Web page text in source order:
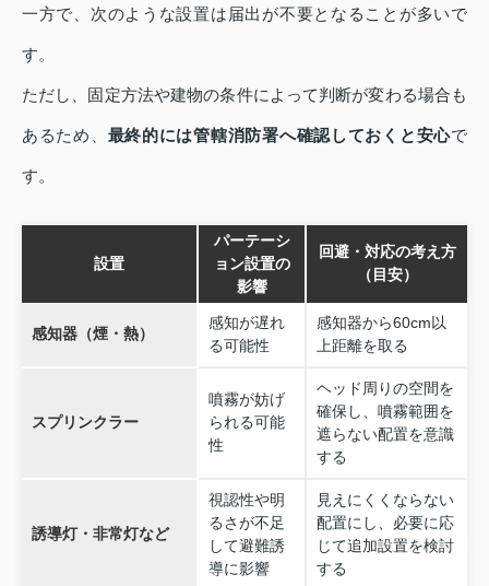
一方で、次のような設置は届出が不要となることが多いで
す。
ただし、固定方法や建物の条件によって判断が変わる場合も
あるため、 最終的には管轄消防署へ確認しておくと安心で
す。
設置
パーテーシ
ョン設置の
影響
回避・対応の考え方
（目安）
感知器（煙・熱）
感知が遅れ
る可能性
感知器から60cm以
上距離を取る
スプリンクラー
噴霧が妨げ
られる可能
性
ヘッド周りの空間を
確保し、噴霧範囲を
遮らない配置を意識
する
誘導灯・非常灯など
視認性や明
るさが不足
して避難誘
導に影響
見えにくくならない
配置にし、必要に応
じて追加設置を検討
する